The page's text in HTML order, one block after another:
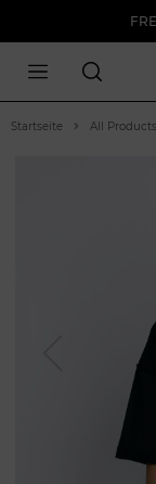
Startseite All Products